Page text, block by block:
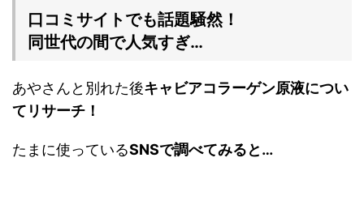
口コミサイトでも話題騒然！
同世代の間で人気すぎ…
あやさんと別れた後キャビアコラーゲン原液につい
てリサーチ！
たまに使っているSNSで調べてみると…